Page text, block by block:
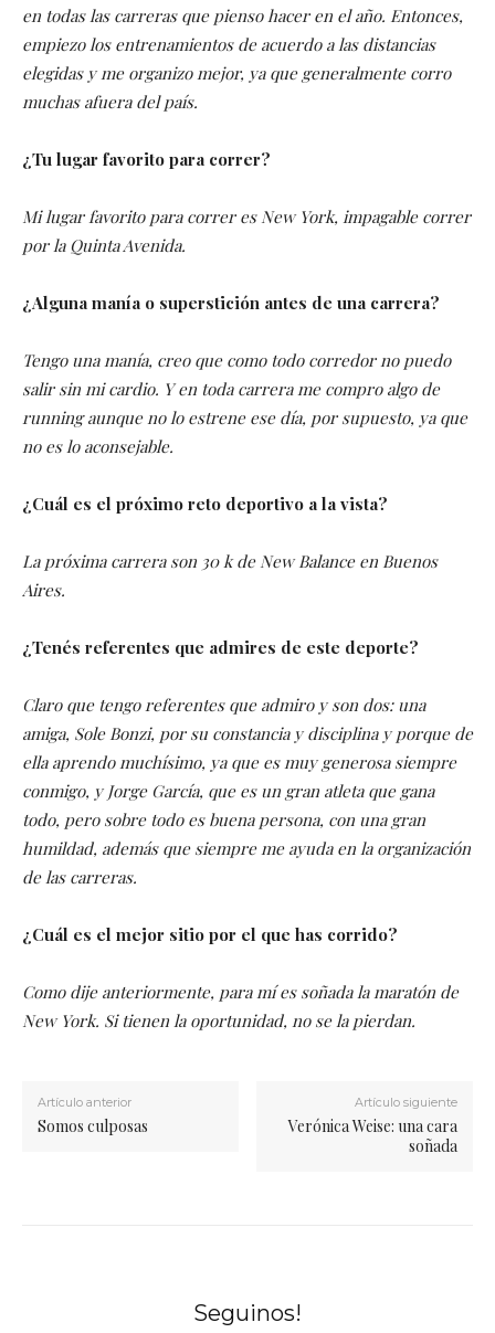
en todas las carreras que pienso hacer en el año. Entonces,
empiezo los entrenamientos de acuerdo a las distancias
elegidas y me organizo mejor, ya que generalmente corro
muchas afuera del país.
¿Tu lugar favorito para correr?
Mi lugar favorito para correr es New York, impagable correr
por la Quinta Avenida.
¿Alguna manía o superstición antes de una carrera?
Tengo una manía, creo que como todo corredor no puedo
salir sin mi cardio. Y en toda carrera me compro algo de
running aunque no lo estrene ese día, por supuesto, ya que
no es lo aconsejable.
¿Cuál es el próximo reto deportivo a la vista?
La próxima carrera son 30 k de New Balance en Buenos
Aires.
¿Tenés referentes que admires de este deporte?
Claro que tengo referentes que admiro y son dos: una
amiga, Sole Bonzi, por su constancia y disciplina y porque de
ella aprendo muchísimo, ya que es muy generosa siempre
conmigo, y Jorge García, que es un gran atleta que gana
todo, pero sobre todo es buena persona, con una gran
humildad, además que siempre me ayuda en la organización
de las carreras.
¿Cuál es el mejor sitio por el que has corrido?
Como dije anteriormente, para mí es soñada la maratón de
New York. Si tienen la oportunidad, no se la pierdan.
Artículo anterior
Somos culposas
Artículo siguiente
Verónica Weise: una cara
soñada
Seguinos!